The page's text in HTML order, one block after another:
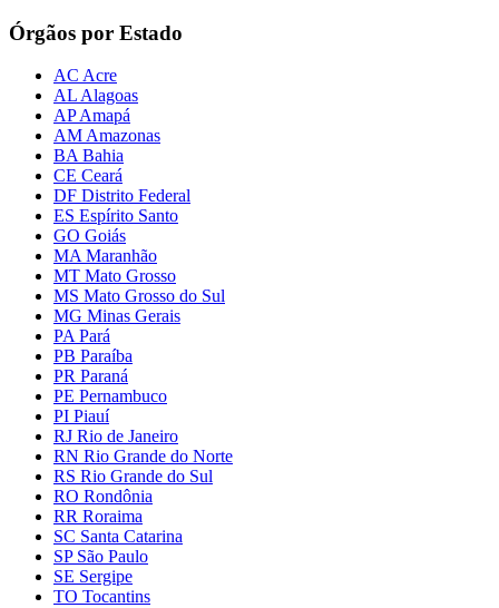
Órgãos por Estado
AC Acre
AL Alagoas
AP Amapá
AM Amazonas
BA Bahia
CE Ceará
DF Distrito Federal
ES Espírito Santo
GO Goiás
MA Maranhão
MT Mato Grosso
MS Mato Grosso do Sul
MG Minas Gerais
PA Pará
PB Paraíba
PR Paraná
PE Pernambuco
PI Piauí
RJ Rio de Janeiro
RN Rio Grande do Norte
RS Rio Grande do Sul
RO Rondônia
RR Roraima
SC Santa Catarina
SP São Paulo
SE Sergipe
TO Tocantins